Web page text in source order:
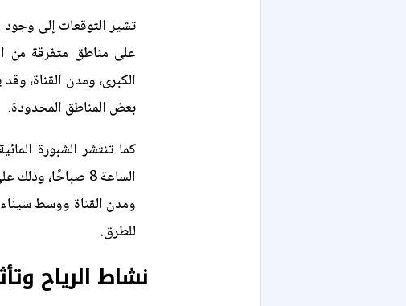
تشير التوقعات إلى
على مناطق متفرقة من
الكبرى، ومدن القناة،
بعض المناطق المحدودة.
الساعة 8 صباحًا،
ومدن القناة ووسط سيناء
للطرق.
نشاط الرياح